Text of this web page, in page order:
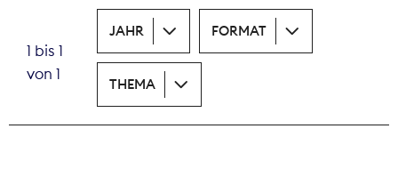
Recht
Tarifpolitik
Theodor-Wolff-Preis
1 bis 1
von 1
JAHR FORMAT
THEMA